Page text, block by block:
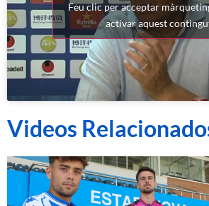
Feu clic per acceptar
activar aquest
Videos